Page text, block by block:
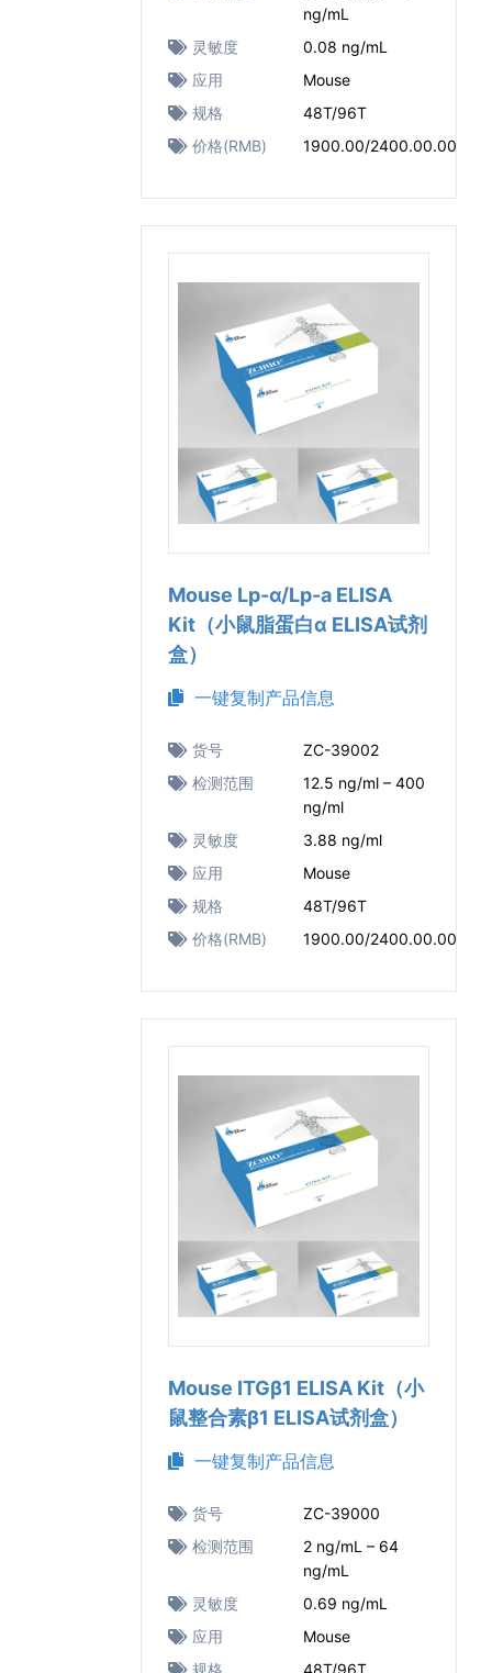
ng/mL
灵敏度
0.08 ng/mL
应用
Mouse
规格
48T/96T
价格(RMB)
1900.00/2400.00.00
Mouse Lp-α/Lp-a ELISA
Kit（小鼠脂蛋白α ELISA试剂
盒）
一键复制产品信息
货号
ZC-39002
检测范围
12.5 ng/ml – 400
ng/ml
灵敏度
3.88 ng/ml
应用
Mouse
规格
48T/96T
价格(RMB)
1900.00/2400.00.00
Mouse ITGβ1 ELISA Kit（小
鼠整合素β1 ELISA试剂盒）
一键复制产品信息
货号
ZC-39000
检测范围
2 ng/mL – 64
ng/mL
灵敏度
0.69 ng/mL
应用
Mouse
规格
48T/96T